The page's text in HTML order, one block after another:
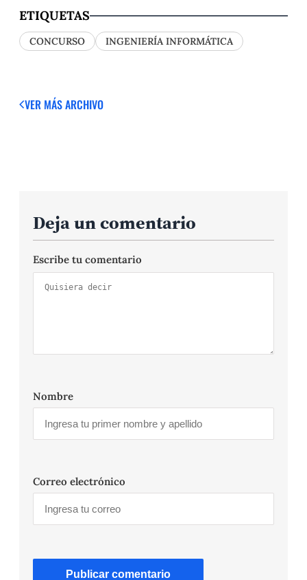
ETIQUETAS
CONCURSO INGENIERÍA INFORMÁTICA
VER MÁSARCHIVO
Deja un comentario
Escribe tu comentario
Nombre
Correo electrónico